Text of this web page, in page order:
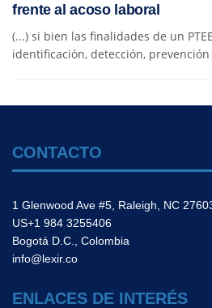
frente al acoso laboral
(...) si bien las finalidades de un
identificación, detección,
CONTACTO
1 Glenwood Ave #5, Raleigh, NC
US+1 984 3255406
Bogotá D.C., Colombia
info@lexir.co
ENLACES DE INTERÉS